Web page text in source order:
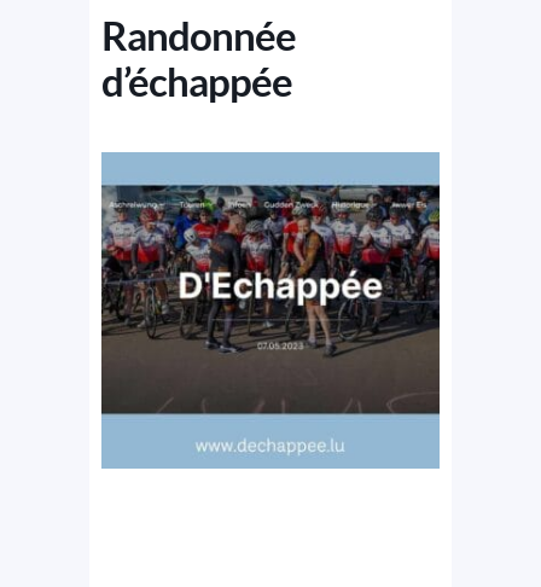
Randonnée
d’échappée